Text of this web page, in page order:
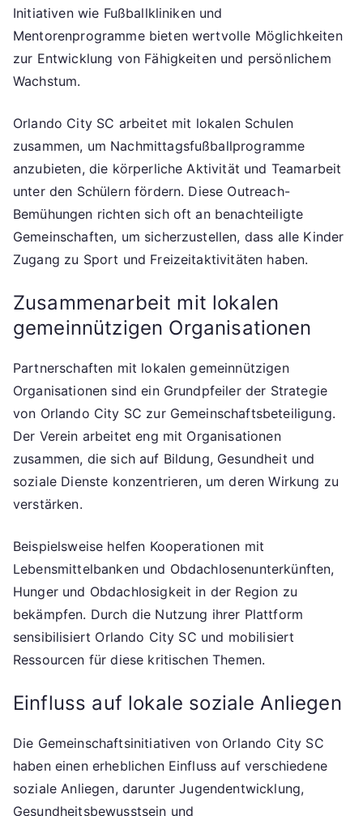
Initiativen wie Fußballkliniken und
Mentorenprogramme bieten wertvolle Möglichkeiten
zur Entwicklung von Fähigkeiten und persönlichem
Wachstum.
Orlando City SC arbeitet mit lokalen Schulen
zusammen, um Nachmittagsfußballprogramme
anzubieten, die körperliche Aktivität und Teamarbeit
unter den Schülern fördern. Diese Outreach-
Bemühungen richten sich oft an benachteiligte
Gemeinschaften, um sicherzustellen, dass alle Kinder
Zugang zu Sport und Freizeitaktivitäten haben.
Zusammenarbeit mit lokalen
gemeinnützigen Organisationen
Partnerschaften mit lokalen gemeinnützigen
Organisationen sind ein Grundpfeiler der Strategie
von Orlando City SC zur Gemeinschaftsbeteiligung.
Der Verein arbeitet eng mit Organisationen
zusammen, die sich auf Bildung, Gesundheit und
soziale Dienste konzentrieren, um deren Wirkung zu
verstärken.
Beispielsweise helfen Kooperationen mit
Lebensmittelbanken und Obdachlosenunterkünften,
Hunger und Obdachlosigkeit in der Region zu
bekämpfen. Durch die Nutzung ihrer Plattform
sensibilisiert Orlando City SC und mobilisiert
Ressourcen für diese kritischen Themen.
Einfluss auf lokale soziale Anliegen
Die Gemeinschaftsinitiativen von Orlando City SC
haben einen erheblichen Einfluss auf verschiedene
soziale Anliegen, darunter Jugendentwicklung,
Gesundheitsbewusstsein und